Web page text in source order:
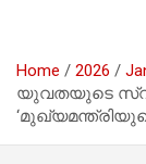
Home 2026
യുവതയുടെ